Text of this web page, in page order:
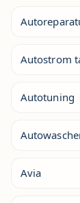
Autostrom
Autotuning
Avia